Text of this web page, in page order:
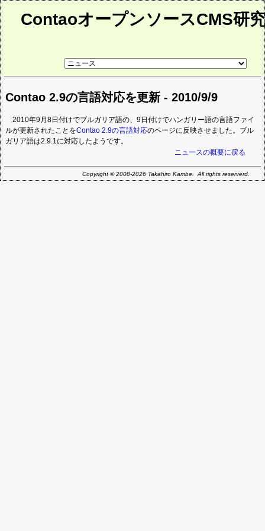
ContaoオープンソースCMS研
リ
ペ
ー
Contao 2.9の言語対応を更新 - 2010/9/9
2010年9月8日付けでブルガリア語の、9日付けでハンガリー語の言語ファイ
ルが更新されたことをContao 2.9の言語対応のページに反映させました。ブル
ガリア語は2.9.1に対応したようです。
ニュースの概要に戻る
Copyright © 2008-2026 Takahiro Kambe. All rights reserverd.